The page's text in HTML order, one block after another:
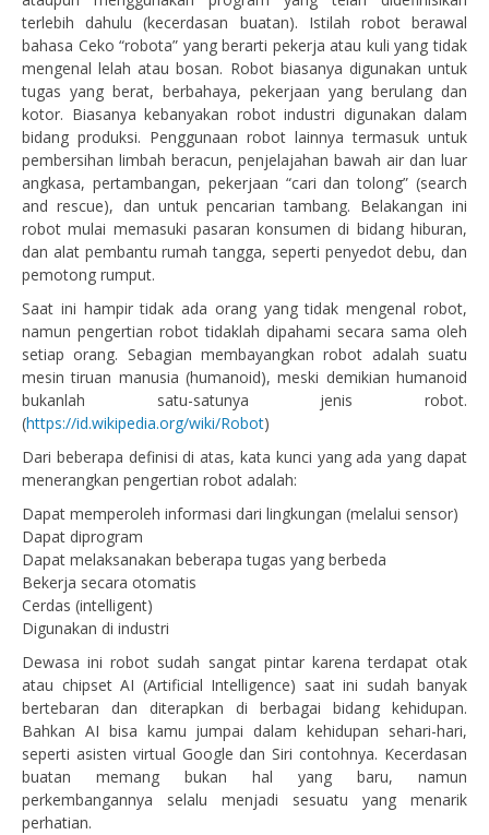
terlebih dahulu (kecerdasan buatan). Istilah robot berawal
bahasa Ceko “robota” yang berarti pekerja atau kuli yang tidak
mengenal lelah atau bosan. Robot biasanya digunakan untuk
tugas yang berat, berbahaya, pekerjaan yang berulang dan
kotor. Biasanya kebanyakan robot industri digunakan dalam
bidang produksi. Penggunaan robot lainnya termasuk untuk
pembersihan limbah beracun, penjelajahan bawah air dan luar
angkasa, pertambangan, pekerjaan “cari dan tolong” (search
and rescue), dan untuk pencarian tambang. Belakangan ini
robot mulai memasuki pasaran konsumen di bidang hiburan,
dan alat pembantu rumah tangga, seperti penyedot debu, dan
pemotong rumput.
Saat ini hampir tidak ada orang yang tidak mengenal robot,
namun pengertian robot tidaklah dipahami secara sama oleh
setiap orang. Sebagian membayangkan robot adalah suatu
mesin tiruan manusia (humanoid), meski demikian humanoid
bukanlah satu-satunya jenis robot.
(https://id.wikipedia.org/wiki/Robot)
Dari beberapa definisi di atas, kata kunci yang ada yang dapat
menerangkan pengertian robot adalah:
Dapat memperoleh informasi dari lingkungan (melalui sensor)
Dapat diprogram
Dapat melaksanakan beberapa tugas yang berbeda
Bekerja secara otomatis
Cerdas (intelligent)
Digunakan di industri
Dewasa ini robot sudah sangat pintar karena terdapat otak
atau chipset AI (Artificial Intelligence) saat ini sudah banyak
bertebaran dan diterapkan di berbagai bidang kehidupan.
Bahkan AI bisa kamu jumpai dalam kehidupan sehari-hari,
seperti asisten virtual Google dan Siri contohnya. Kecerdasan
buatan memang bukan hal yang baru, namun
perkembangannya selalu menjadi sesuatu yang menarik
perhatian.